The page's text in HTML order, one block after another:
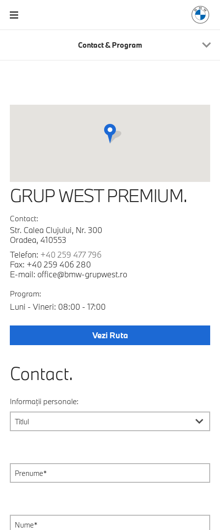
Contact & Program
GRUP WEST PREMIUM.
Contact:
Str. Calea Clujului, Nr. 300
Oradea, 410553
Telefon: +40 259 477 796
Fax: +40 259 406 280
E-mail: office@bmw-grupwest.ro
Program:
Luni - Vineri: 08:00 - 17:00
Vezi Ruta
Contact.
Informații personale: